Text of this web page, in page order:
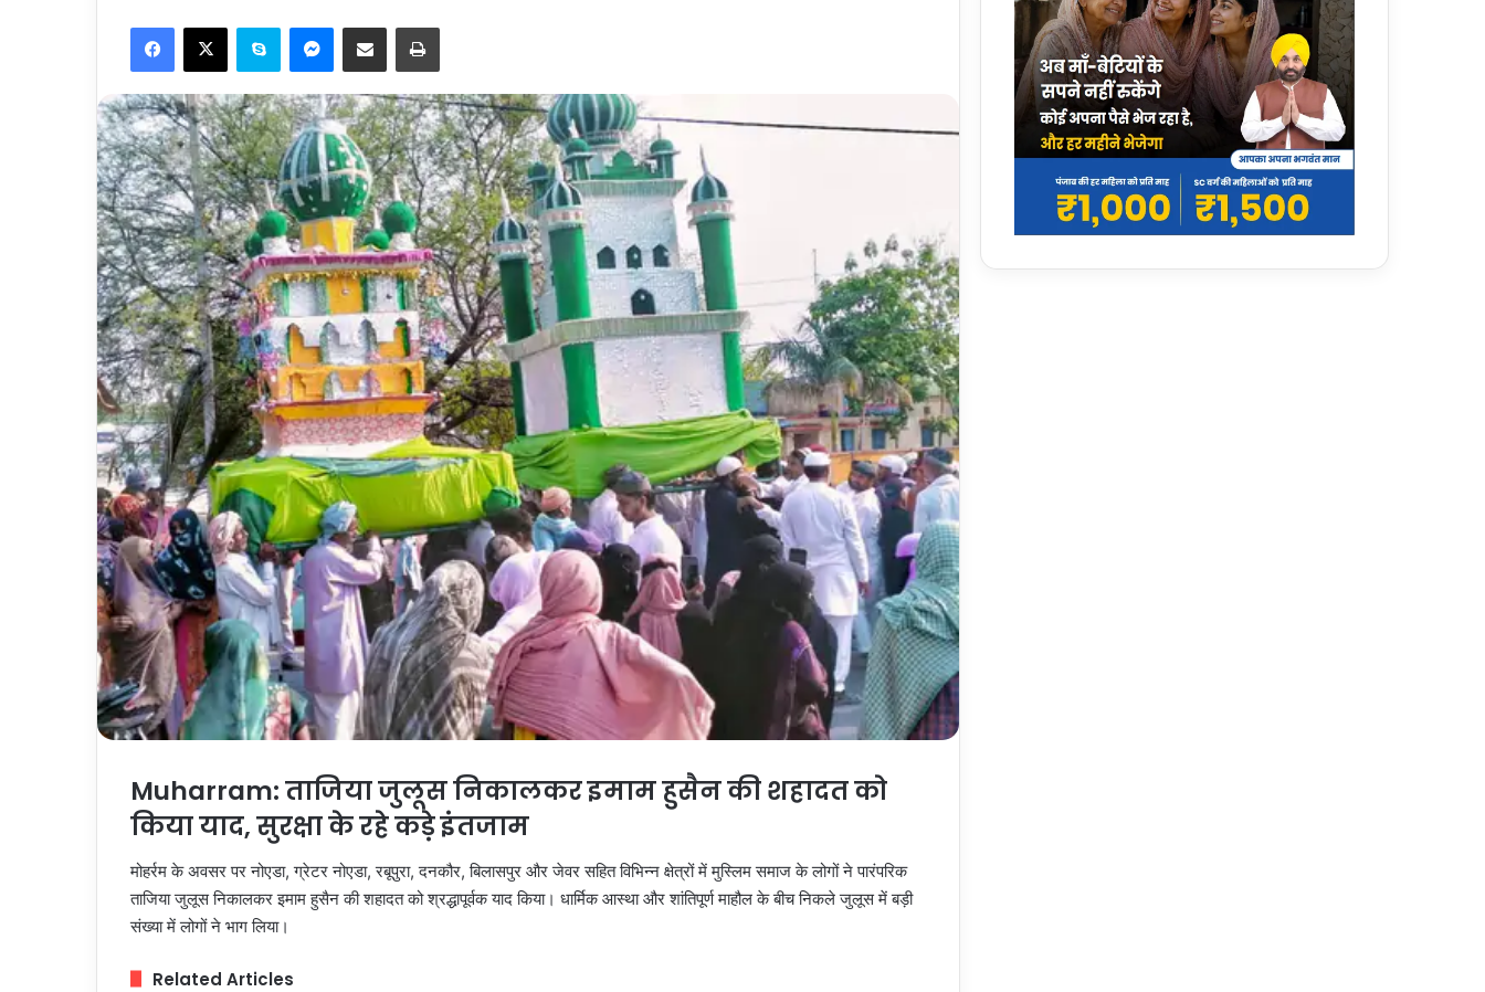
Facebook
X Skype Messenger
Share via Email Print
Muharram: ताजिया जुलूस निकालकर इमाम हुसैन की शहादत को
किया याद, सुरक्षा के रहे कड़े इंतजाम
मोहर्रम के अवसर पर नोएडा, ग्रेटर नोएडा, रबूपुरा, दनकौर, बिलासपुर और जेवर सहित विभिन्न क्षेत्रों में मुस्लिम समाज के लोगों ने पारंपरिक
ताजिया जुलूस निकालकर इमाम हुसैन की शहादत को श्रद्धापूर्वक याद किया। धार्मिक आस्था और शांतिपूर्ण माहौल के बीच निकले जुलूस में बड़ी
संख्या में लोगों ने भाग लिया।
Related Articles